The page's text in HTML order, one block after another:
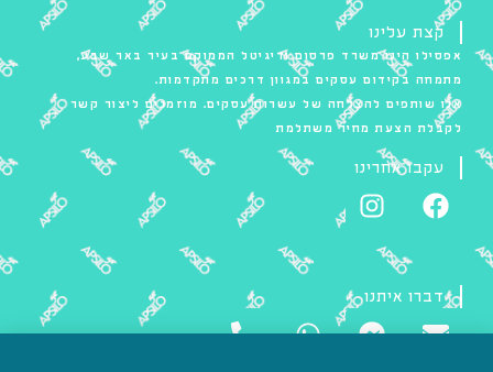
קצת עלינו
אפסילו הינו משרד פרסום ודיגיטל הממוקם בעיר באר שבע,
מתמחה בקידום עסקים במגוון דרכים מתקדמות.
אנו שותפים להצלחה של עשרות עסקים. מוזמנים ליצור קשר
לקבלת הצעת מחיר משתלמת
עקבו אחרינו
דברו איתנו